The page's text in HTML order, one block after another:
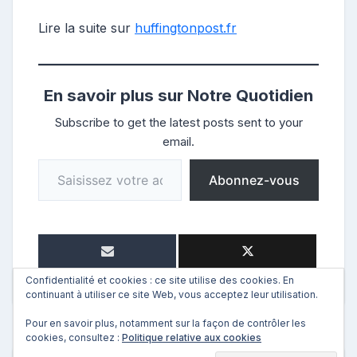
Lire la suite sur huffingtonpost.fr
En savoir plus sur Notre Quotidien
Subscribe to get the latest posts sent to your
email.
Saisissez votre adresse e-mail…
Abonnez-vous
Confidentialité et cookies : ce site utilise des cookies. En
continuant à utiliser ce site Web, vous acceptez leur utilisation.
Pour en savoir plus, notamment sur la façon de contrôler les
cookies, consultez : Politique relative aux cookies